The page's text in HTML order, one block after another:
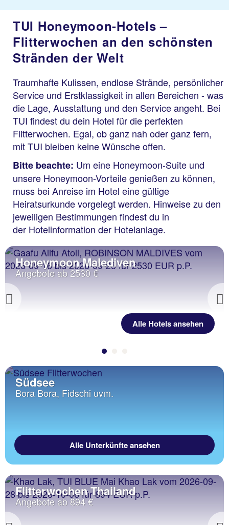
TUI Honeymoon-Hotels –
Flitterwochen an den schönsten
Stränden der Welt
Traumhafte Kulissen, endlose Strände, persönlicher
Service und Erstklassigkeit in allen Bereichen - was
die Lage, Ausstattung und den Service angeht. Bei
TUI findest du dein Hotel für die perfekten
Flitterwochen. Egal, ob ganz nah oder ganz fern,
mit TUI bleiben keine Wünsche offen.
Bitte beachte: Um eine Honeymoon-Suite und
unsere Honeymoon-Vorteile genießen zu können,
muss bei Anreise im Hotel eine gültige
Heiratsurkunde vorgelegt werden. Hinweise zu den
jeweiligen Bestimmungen findest du in
der Hotelinformation der Hotelanlage.
Previous
Honeymoon Malediven
Angebote ab 2530 €
Alle Hotels ansehen
Südsee
Bora Bora, Fidschi uvm.
Alle Unterkünfte ansehen
Flitterwochen Thailand
Angebote ab 894 €